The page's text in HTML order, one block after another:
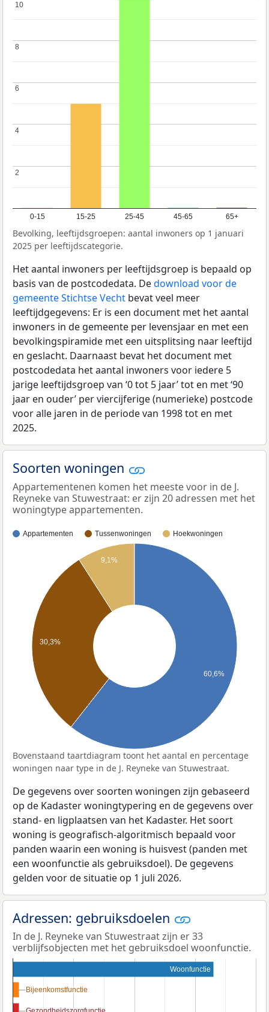
0-15 15-25 25-45 45-65 65+
2
2
4
4
6
6
8
8
10
10
Bevolking, leeftijdsgroepen: aantal inwoners op 1 januari
2025 per leeftijdscategorie.
Het aantal inwoners per leeftijdsgroep is bepaald op
basis van de postcodedata. Dedownload voor de
gemeente Stichtse Vecht bevat veel meer
leeftijdgegevens: Er is een document met het aantal
inwoners in de gemeente per levensjaar en met een
bevolkingspiramide met een uitsplitsing naar leeftijd
en geslacht. Daarnaast bevat het document met
postcodedata het aantal inwoners voor iedere 5
jarige leeftijdsgroep van ‘0 tot 5 jaar’ tot en met ‘90
jaar en ouder’ per viercijferige (numerieke) postcode
voor alle jaren in de periode van 1998 tot en met
2025.
Soorten woningen
Appartementenen komen het meeste voor in de J.
Reyneke van Stuwestraat: er zijn 20 adressen met het
woningtype appartementen.
Appartementen Tussenwoningen Hoekwoningen
9,1%
30,3%
60,6%
Bovenstaand taartdiagram toont het aantal en percentage
woningen naar type in de J. Reyneke van Stuwestraat.
De gegevens over soorten woningen zijn gebaseerd
op de Kadaster woningtypering en de gegevens over
stand- en ligplaatsen van het Kadaster. Het soort
woning is geografisch-algoritmisch bepaald voor
panden waarin een woning is huisvest (panden met
een woonfunctie als gebruiksdoel). De gegevens
gelden voor de situatie op 1 juli 2026.
Adressen: gebruiksdoelen
In de J. Reyneke van Stuwestraat zijn er 33
verblijfsobjecten met het gebruiksdoel woonfunctie.
Woonfunctie
Bijeenkomstfunctie
Bijeenkomstfunctie